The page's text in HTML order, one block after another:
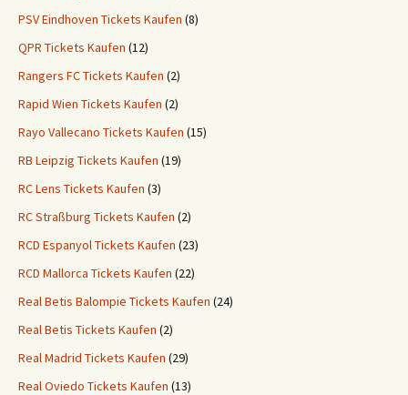
PSV Eindhoven Tickets Kaufen (8)
QPR Tickets Kaufen (12)
Rangers FC Tickets Kaufen (2)
Rapid Wien Tickets Kaufen (2)
Rayo Vallecano Tickets Kaufen (15)
RB Leipzig Tickets Kaufen (19)
RC Lens Tickets Kaufen (3)
RC Straßburg Tickets Kaufen (2)
RCD Espanyol Tickets Kaufen (23)
RCD Mallorca Tickets Kaufen (22)
Real Betis Balompie Tickets Kaufen (24)
Real Betis Tickets Kaufen (2)
Real Madrid Tickets Kaufen (29)
Real Oviedo Tickets Kaufen (13)